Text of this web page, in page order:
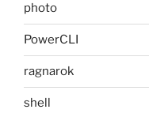
photo
PowerCLI
ragnarok
shell